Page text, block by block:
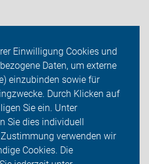
Einwilligung Cookies und
Daten, um externe
einzubinden sowie für
Durch Klicken auf
Sie ein. Unter
Sie dies individuell
verwenden wir
Cookies. Die